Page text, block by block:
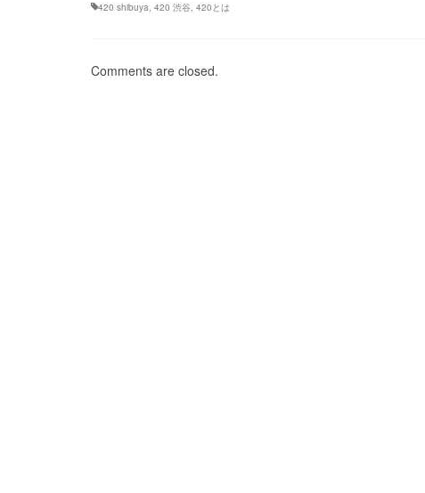
420 shibuya, 420 渋谷, 420とは
Comments are closed.